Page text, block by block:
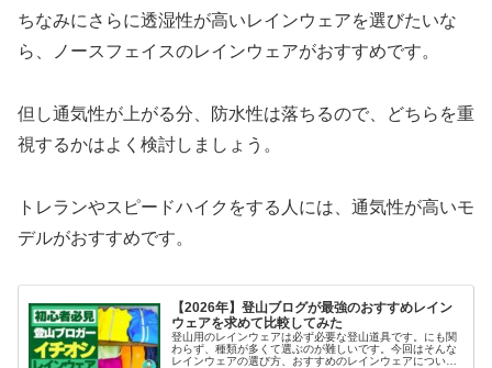
ちなみにさらに透湿性が高いレインウェアを選びたいな
ら、ノースフェイスのレインウェアがおすすめです。
但し通気性が上がる分、防水性は落ちるので、どちらを重
視するかはよく検討しましょう。
トレランやスピードハイクをする人には、通気性が高いモ
デルがおすすめです。
【2026年】登山ブログが最強のおすすめレイン
ウェアを求めて比較してみた
登山用のレインウェアは必ず必要な登山道具です。にも関
わらず、種類が多くて選ぶのが難しいです。今回はそんな
レインウェアの選び方、おすすめのレインウェアについ